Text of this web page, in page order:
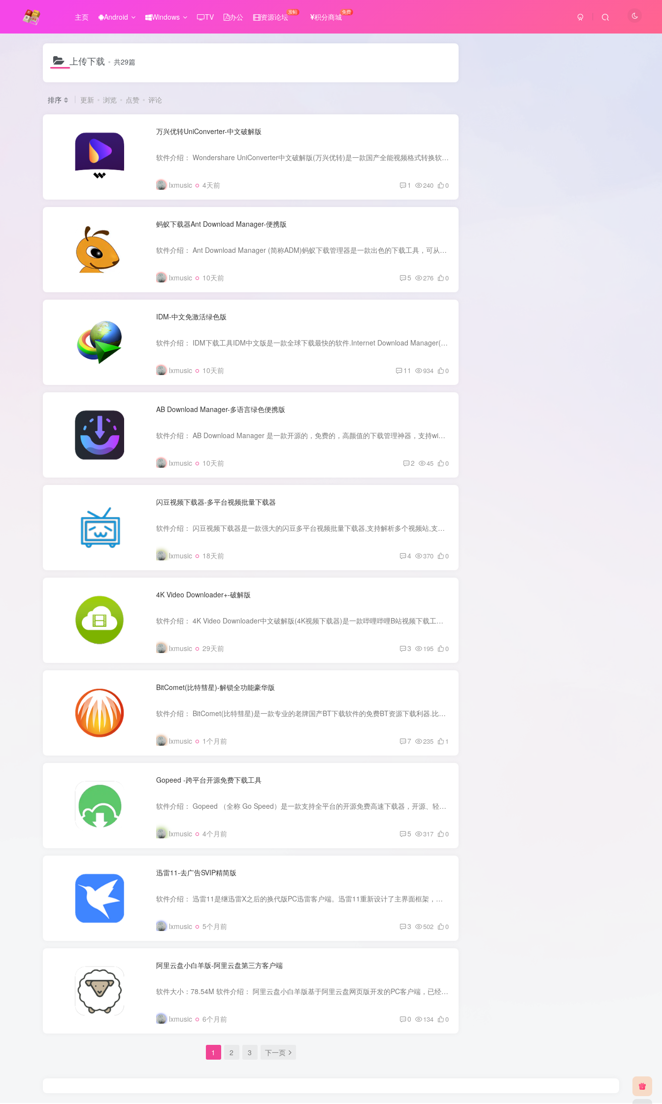
主页 Android Windows TV 办公 资源论坛
发帖
积分商城
免费
上传下载 共29篇
排序 更新 浏览 点赞 评论
万兴优转UniConverter-中文破解版
软件介绍： Wondershare UniConverter中文破解版(万兴优转)是一款国产全能视频格式转换软件.万兴格式转换器最新版具有音视频格式转换,合并视频,视频压缩,视频编辑,视频录制,视频下载,视频元数据...
lxmusic 4天前 1 240 0
蚂蚁下载器Ant Download Manager-便携版
软件介绍： Ant Download Manager (简称ADM)蚂蚁下载管理器是一款出色的下载工具，可从互联网上下载各类文件，极大地简化了从任何资源下载图片、视频、音乐、程序、文档等数据的过程。这款应用...
lxmusic 10天前 5 276 0
IDM-中文免激活绿色版
软件介绍： IDM下载工具IDM中文版是一款全球下载最快的软件.Internet Download Manager(简称IDM下载器)是一款Windows平台功能强大的多线程下载工具,国外非常受欢迎.IDM中文破解版支持断点续传,...
lxmusic 10天前 11 934 0
AB Download Manager-多语言绿色便携版
软件介绍： AB Download Manager 是一款开源的，免费的，高颜值的下载管理神器，支持windows，Linux操作系统，提供浏览器插件，目前下载协议支持 HTTP、FTP，侧栏提供了文件类型的分类，如：图...
lxmusic 10天前 2 45 0
闪豆视频下载器-多平台视频批量下载器
软件介绍： 闪豆视频下载器是一款强大的闪豆多平台视频批量下载器,支持解析多个视频站,支持批量下载,转码自动合并,登录网站账号,解析下载会员视频,例如B站还能同步账号信息,一键批量下载关注的...
lxmusic 18天前 4 370 0
4K Video Downloader+-破解版
软件介绍： 4K Video Downloader中文破解版(4K视频下载器)是一款哔哩哔哩B站视频下载工具及油管高清视频下载工具.智能解析视频最高画质,一键下载字幕,订阅YouTube视频,无视限制下载任何油管视频...
lxmusic 29天前 3 195 0
BitComet(比特彗星)-解锁全功能豪华版
软件介绍： BitComet(比特彗星)是一款专业的老牌国产BT下载软件的免费BT资源下载利器.比特彗星中文版BitComet最新版独有长效种子功能,大幅度增加下载速度,增加种子存活率.这款BT下载客户端支持B...
lxmusic 1个月前 7 235 1
Gopeed -跨平台开源免费下载工具
软件介绍： Gopeed （全称 Go Speed）是一款支持全平台的开源免费高速下载器，开源、轻量、原生，采用 Golang + Flutter 开发，支持（HTTP、BitTorrent、Magnet 等）协议，并支持所有平台（Win...
lxmusic 4个月前 5 317 0
迅雷11-去广告SVIP精简版
软件介绍： 迅雷11是继迅雷X之后的换代版PC迅雷客户端。迅雷11重新设计了主界面框架，将下载与云盘合二为一，在迅雷云盘里，可以流畅的观看视频 ，从云盘取回文件的速度，号称将前所未有的快！ ...
lxmusic 5个月前 3 502 0
阿里云盘小白羊版-阿里云盘第三方客户端
软件大小：78.54M 软件介绍： 阿里云盘小白羊版基于阿里云盘网页版开发的PC客户端，已经实现了阿里云盘官方客户端的基本功能，并且加入了分享功能！ 你可以通过扫码直接登录你的阿里云盘账号，...
lxmusic 6个月前 0 134 0
1 2 3 下一页